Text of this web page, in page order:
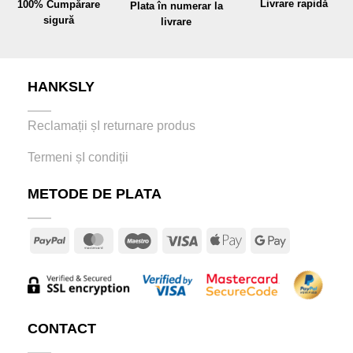
100% Cumpărare
sigură
Plata în numerar la
livrare
Livrare rapidă
HANKSLY
Reclamații șI returnare produs
Termeni șI condiții
METODE DE PLATA
PayPal MasterCardMaestro Visa
Apple
Google
CONTACT